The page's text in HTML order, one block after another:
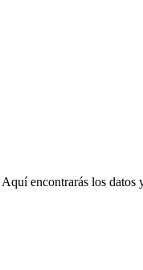
encontrarás los